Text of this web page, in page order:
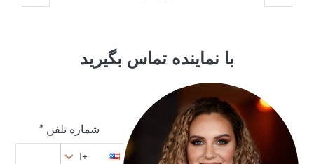
با نماینده تماس بگیرید
شماره تلفن *
+1